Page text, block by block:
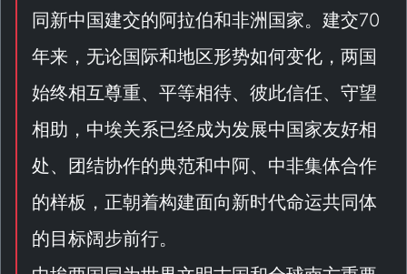
同新中国建交的阿拉伯和非洲国家。建交70
年来，无论国际和地区形势如何变化，两国
始终相互尊重、平等相待、彼此信任、守望
相助，中埃关系已经成为发展中国家友好相
处、团结协作的典范和中阿、中非集体合作
的样板，正朝着构建面向新时代命运共同体
的目标阔步前行。